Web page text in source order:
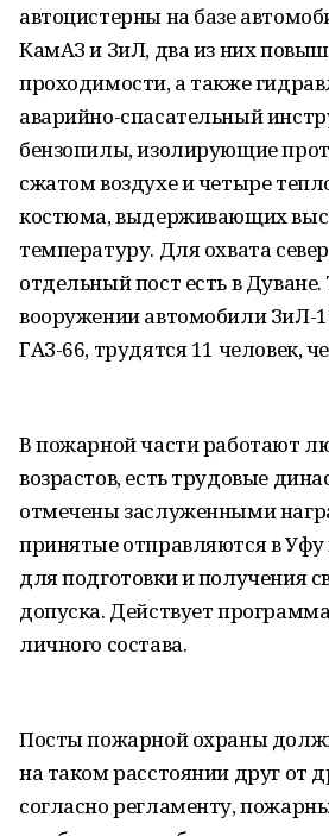
автоцистерны на базе
КамАЗ и ЗиЛ, два из них
проходимости, а также
аварийно-спасательный
бензопилы, изолирующие
сжатом воздухе и четыре
костюма, выдерживающих
температуру. Для охвата
отдельный пост есть в
вооружении автомобили ЗиЛ-
ГАЗ-66, трудятся 11 человек,
В пожарной части работают
возрастов, есть трудовые
отмечены заслуженными
принятые отправляются в
для подготовки и получения
допуска. Действует
личного состава.
Посты пожарной охраны
на таком расстоянии друг от
согласно регламенту,